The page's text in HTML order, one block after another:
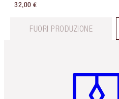
32,00 €
FUORI PRODUZIONE